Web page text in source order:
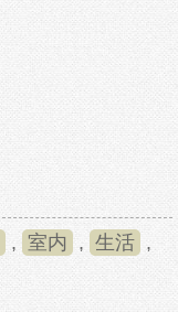
, 室内 , 生活 ,